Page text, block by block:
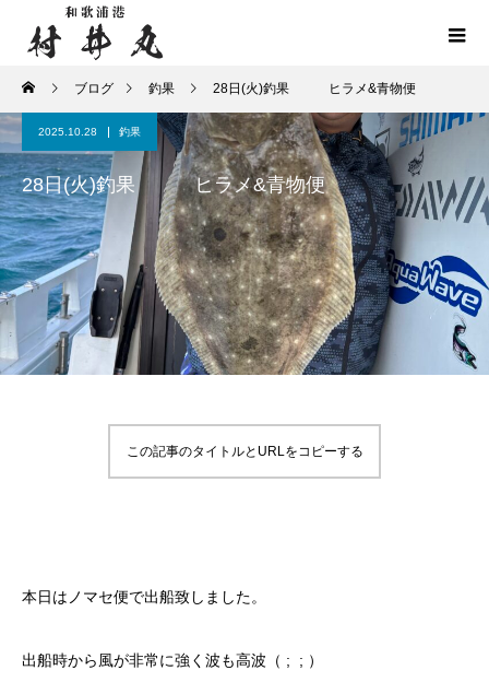
ブログ 釣果 28日(火)釣果 ヒラメ&青物便
2025.10.28 釣果
28日(火)釣果 ヒラメ&青物便
この記事のタイトルとURLをコピーする
本日はノマセ便で出船致しました。
出船時から風が非常に強く波も高波（ ; ; ）